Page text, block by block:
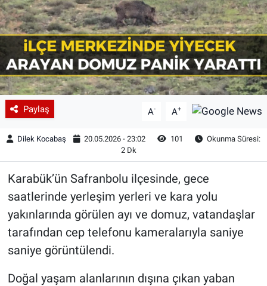
Paylaş A- A+
Dilek Kocabaş 20.05.2026 - 23:02 101
Okunma Süresi:
2 Dk
Karabük’ün Safranbolu ilçesinde, gece
saatlerinde yerleşim yerleri ve kara yolu
yakınlarında görülen ayı ve domuz, vatandaşlar
tarafından cep telefonu kameralarıyla saniye
saniye görüntülendi.
Doğal yaşam alanlarının dışına çıkan yaban